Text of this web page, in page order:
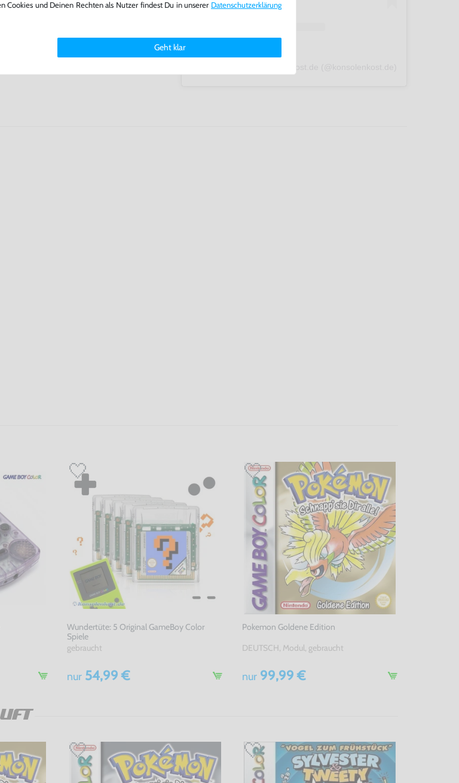
trägst du
damit
Wundertüte: 5 Original GameBoy Color
Spiele
gebraucht
nur 54,99 €
Pokemon Goldene Edition
DEUTSCH, Modul, gebraucht
nur99,99 €
Cookies und Deinen Rechten als Nutzer findest Du in unserer Daten­schutz­erklärung
Geht klar